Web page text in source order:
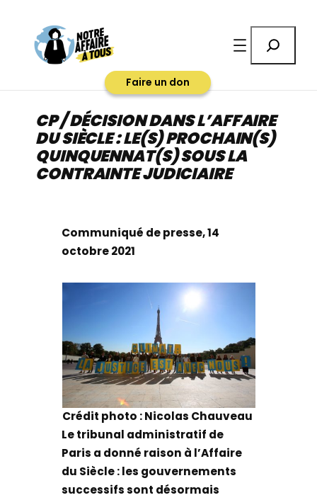
contenu
Faire un don
CP / DÉCISION DANS L’AFFAIRE
DU SIÈCLE : LE(S) PROCHAIN(S)
QUINQUENNAT(S) SOUS LA
CONTRAINTE JUDICIAIRE
Communiqué de presse, 14
octobre 2021
Crédit photo : Nicolas Chauveau
Le tribunal administratif de
Paris a donné raison à l’Affaire
du Siècle : les gouvernements
successifs sont désormais